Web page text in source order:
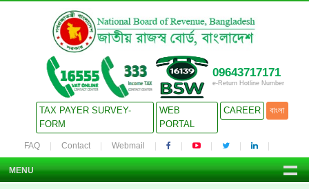
09643717171
e-Return Hotline Number
TAX PAYER SURVEY-
FORM
WEB
PORTAL
CAREER বাংলা
FAQ Contact Webmail
MENU